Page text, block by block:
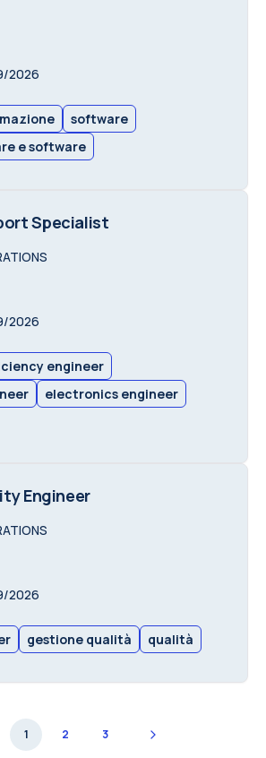
2026
software
e software
Specialist
2026
engineer
electronics engineer
Engineer
2026
gestione qualità qualità
1 2 3